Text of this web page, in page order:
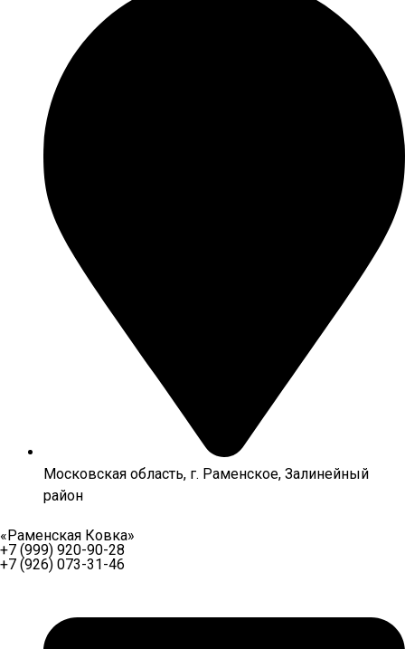
Московская область, г. Раменское, Залинейный
район
«Раменская Ковка»
+7 (999) 920-90-28
+7 (926) 073-31-46